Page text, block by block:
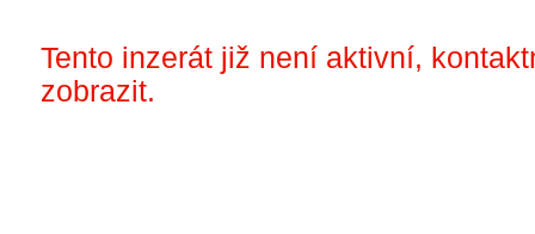
Tento inzerát již není aktivní,
zobrazit.